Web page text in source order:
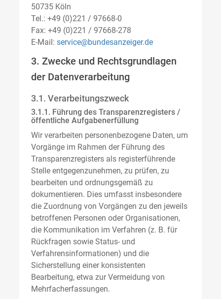
50735 Köln
Tel.: +49 (0)221 / 97668-0
Fax: +49 (0)221 / 97668-278
E-Mail: service@bundesanzeiger.de
3. Zwecke und Rechtsgrundlagen
der Datenverarbeitung
3.1. Verarbeitungszweck
3.1.1. Führung des Transparenzregisters /
öffentliche Aufgabenerfüllung
Wir verarbeiten personenbezogene Daten, um
Vorgänge im Rahmen der Führung des
Transparenzregisters als registerführende
Stelle entgegenzunehmen, zu prüfen, zu
bearbeiten und ordnungsgemäß zu
dokumentieren. Dies umfasst insbesondere
die Zuordnung von Vorgängen zu den jeweils
betroffenen Personen oder Organisationen,
die Kommunikation im Verfahren (z. B. für
Rückfragen sowie Status- und
Verfahrensinformationen) und die
Sicherstellung einer konsistenten
Bearbeitung, etwa zur Vermeidung von
Mehrfacherfassungen.